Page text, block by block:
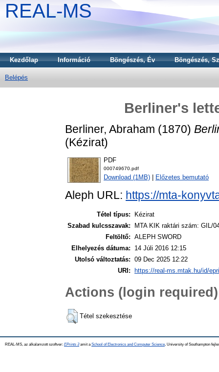
REAL-MS
Kezdőlap Információ Böngészés, Év Böngészés,
Belépés
Berliner's
Berliner, Abraham (1870)
(Kézirat)
PDF
000749670.pdf
Download (1MB) Előzetes bemutató
Aleph URL: https://mta-
Tétel típus:
Kézirat
Szabad kulcsszavak:
MTA KIK raktári szám: GIL/
Feltöltő: ALEPH SWORD
Elhelyezés dátuma:
14 Júli 2016 12:15
Utolsó változtatás: 09 Dec 2025 12:22
URI:
https://real-ms.mtak.hu/id/
Actions (login required)
Tétel szekesztése
REAL-MS, az alkalamzott szoftver: EPrints 3amit a School of Electronics and Computer Science , University of Southampton